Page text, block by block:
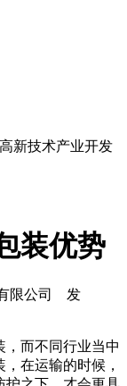
新技术产业开发
装优势
限公司 发
，而不同行业当中
在运输的时候，